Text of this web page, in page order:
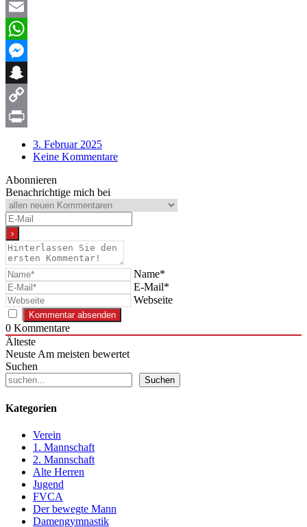
X
Email
WhatsApp
Messenger
Snapchat
Copy
3. Februar 2025
Keine Kommentare
Abonnieren
Benachrichtige mich bei
Name*
E-Mail*
Webseite
0 Kommentare
Älteste
NeusteAm meisten bewertet
Suchen
Suchen
Kategorien
Verein
1. Mannschaft
2. Mannschaft
Alte Herren
Jugend
FVCA
Der bewegte Mann
Damengymnastik